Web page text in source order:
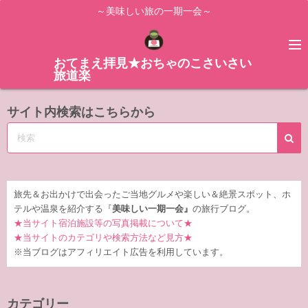
ス
ッ
～美味しい旅の一期一会～
おてまえ拝見★おちゃのこさいさい
旅道楽
サイト内検索はこちらから
旅先＆お出かけで出会ったご当地グルメや楽しい＆絶景スポット、ホ
テルや温泉を紹介する『 美味しい一期一会』 の旅行ブログ。
★当サイト宿泊施設等の写真掲載について★
★当サイトのカテゴリや検索方法など見方★
※当ブログはアフィリエイト広告を利用しています。
カテゴリー